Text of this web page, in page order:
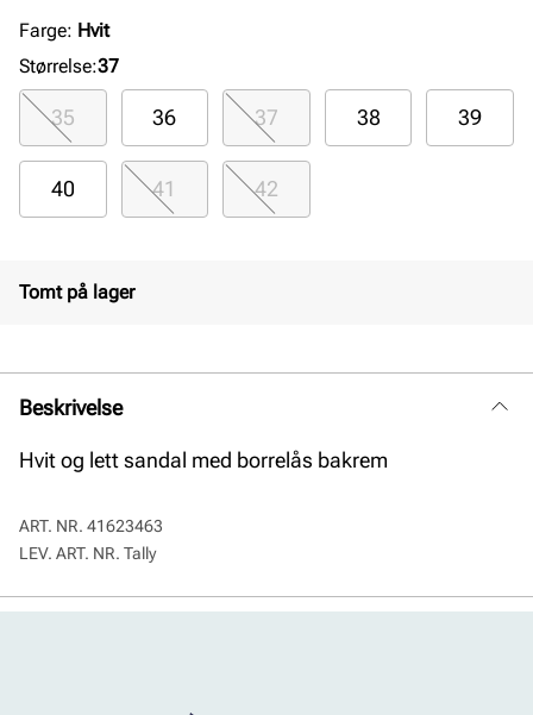
Farge: Hvit
Størrelse:37
35 36 37 38 39
40 41 42
Tomt på lager
Beskrivelse
Hvit og lett sandal med borrelås bakrem
ART. NR. 41623463
LEV. ART. NR. Tally